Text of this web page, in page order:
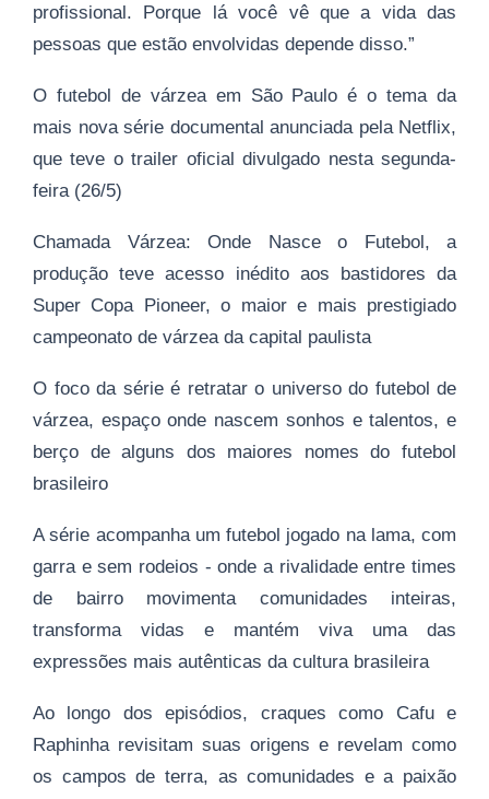
profissional. Porque lá você vê que a vida das
pessoas que estão envolvidas depende disso.”
O futebol de várzea em São Paulo é o tema da
mais nova série documental anunciada pela Netflix,
que teve o trailer oficial divulgado nesta segunda-
feira (26/5)
Chamada Várzea: Onde Nasce o Futebol, a
produção teve acesso inédito aos bastidores da
Super Copa Pioneer, o maior e mais prestigiado
campeonato de várzea da capital paulista
O foco da série é retratar o universo do futebol de
várzea, espaço onde nascem sonhos e talentos, e
berço de alguns dos maiores nomes do futebol
brasileiro
A série acompanha um futebol jogado na lama, com
garra e sem rodeios - onde a rivalidade entre times
de bairro movimenta comunidades inteiras,
transforma vidas e mantém viva uma das
expressões mais autênticas da cultura brasileira
Ao longo dos episódios, craques como Cafu e
Raphinha revisitam suas origens e revelam como
os campos de terra, as comunidades e a paixão